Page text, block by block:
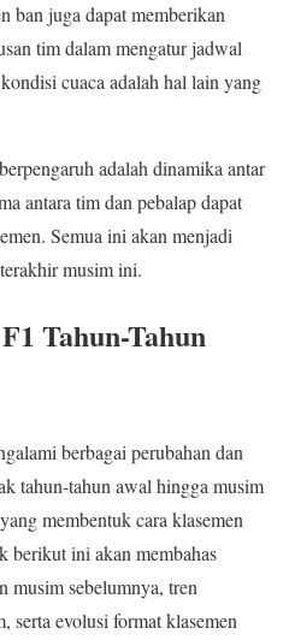
ban juga dapat memberikan
tim dalam mengatur jadwal
cuaca adalah hal lain yang
adalah dinamika antar
antara tim dan pebalap dapat
Semua ini akan menjadi
musim ini.
Tahun-Tahun
berbagai perubahan dan
tahun-tahun awal hingga musim
membentuk cara klasemen
berikut ini akan membahas
musim sebelumnya, tren
serta evolusi format klasemen